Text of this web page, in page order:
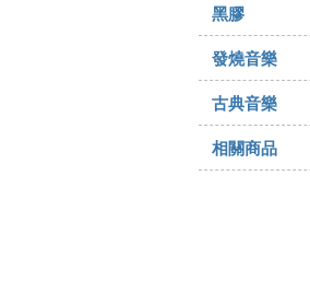
黑膠
發燒音樂
古典音樂
相關商品